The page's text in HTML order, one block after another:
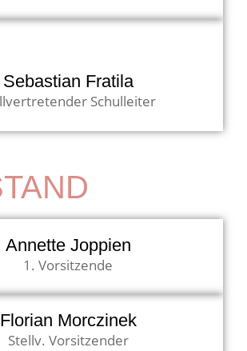
Sebastian Fratila
Schulleiter
Annette Joppien
1. Vorsitzende
Florian Morczinek
Stellv. Vorsitzender